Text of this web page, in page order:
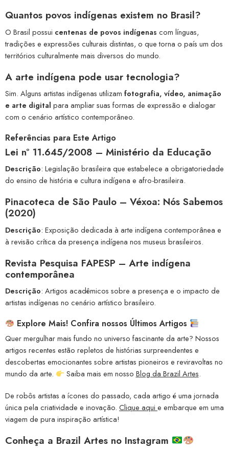
Quantos povos indígenas existem no Brasil?
O Brasil possui centenas de povos indígenas com línguas,
tradições e expressões culturais distintas, o que torna o país um dos
territórios culturalmente mais diversos do mundo.
A arte indígena pode usar tecnologia?
Sim. Alguns artistas indígenas utilizam fotografia, vídeo, animação
e arte digital para ampliar suas formas de expressão e dialogar
com o cenário artístico contemporâneo.
Referências para Este Artigo
Lei nº 11.645/2008 – Ministério da Educação
Descrição: Legislação brasileira que estabelece a obrigatoriedade
do ensino de história e cultura indígena e afro-brasileira.
Pinacoteca de São Paulo – Véxoa: Nós Sabemos
(2020)
Descrição: Exposição dedicada à arte indígena contemporânea e
à revisão crítica da presença indígena nos museus brasileiros.
Revista Pesquisa FAPESP – Arte indígena
contemporânea
Descrição: Artigos acadêmicos sobre a presença e o impacto de
artistas indígenas no cenário artístico brasileiro.
Explore Mais! Confira nossos Últimos Artigos
Quer mergulhar mais fundo no universo fascinante da arte? Nossos
artigos recentes estão repletos de histórias surpreendentes e
descobertas emocionantes sobre artistas pioneiros e reviravoltas no
mundo da arte.
Saiba mais em nosso Blog da Brazil Artes.
De robôs artistas a ícones do passado, cada artigo é uma jornada
única pela criatividade e inovação. Clique aqui e embarque em uma
viagem de pura inspiração artística!
Conheça a Brazil Artes no Instagram